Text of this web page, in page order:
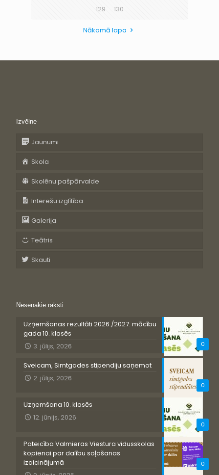
129
130
Nākamā lapa
Izvēlne
Jaunumi
Skola
Skolēnu pašpārvalde
Interešu izglītība
Galerija
Teātris
Skauti
Nesenākie raksti
0
Uzņemšanas rezultāti 2026./2027. mācību
gada 10. klasēs
3. jūlijs, 2026
0
Sveicam, Simtgades stipendiju saņemot
2. jūlijs, 2026
0
Uzņemšana 10. klasēs
12. jūnijs, 2026
0
Pateicība Valmieras Viestura vidusskolas
kopienai par dalību soļošanas
izaicinājumā